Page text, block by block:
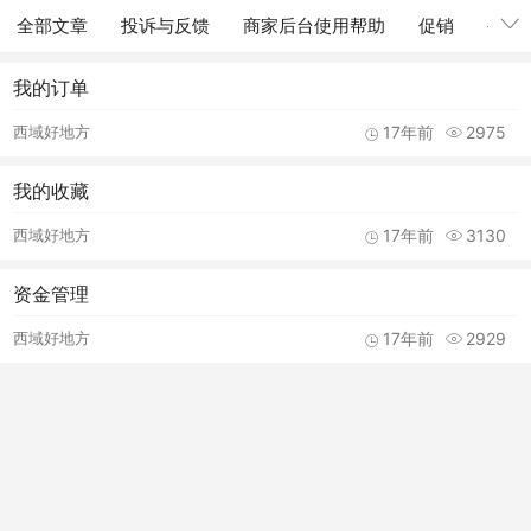
全部文章 投诉与反馈 商家后台使用帮助 促销 公告
我的订单
西域好地方 17年前 2975
我的收藏
西域好地方 17年前 3130
资金管理
西域好地方 17年前 2929